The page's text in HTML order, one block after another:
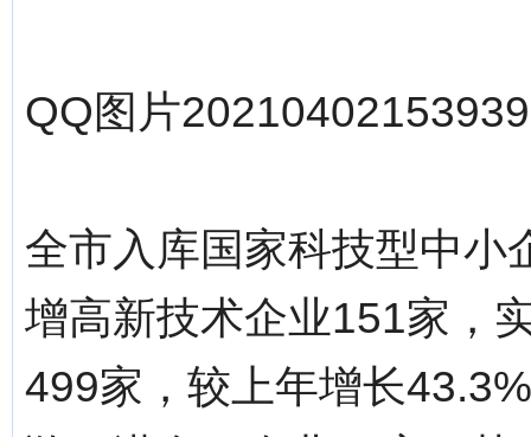
QQ图片
全市入库国家科技型中小
增高新技术企业151家，
499家，较上年增长